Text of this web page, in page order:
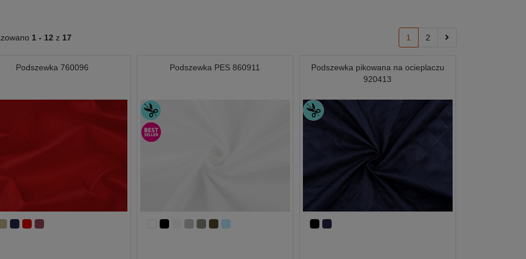
1 - 12 z 17 1 2
Podszewka 760096 Podszewka PES 860911
Podszewka pikowana na ocieplaczu
920413